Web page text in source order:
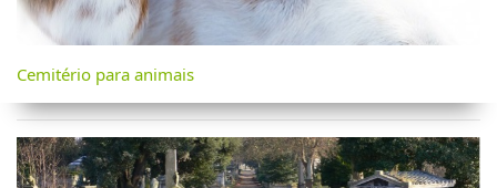
Cemitério para animais